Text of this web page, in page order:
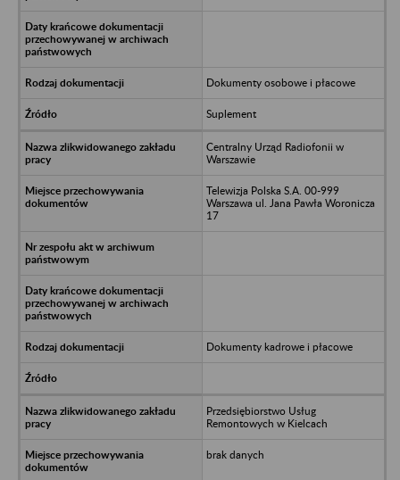
Dokumenty osobowe i płacowe
Suplement
Centralny Urząd Radiofonii w
Warszawie
Telewizja Polska S.A. 00-999
Warszawa ul. Jana Pawła Woronicza
17
Dokumenty kadrowe i płacowe
Przedsiębiorstwo Usług
Remontowych w Kielcach
brak danych